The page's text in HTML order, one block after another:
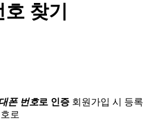
찾기
폰 번호로 인증 회원가입 시 등록
로